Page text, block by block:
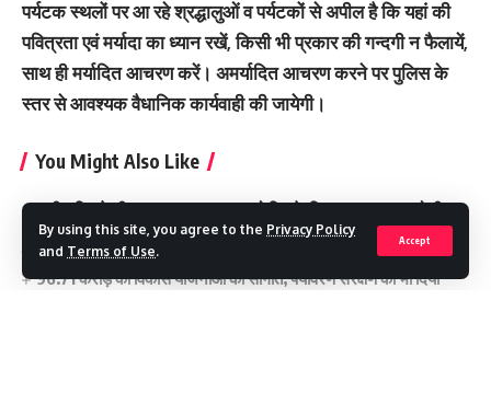
By using this site, you agree to the Privacy Policy
and Terms of Use.
Accept
पर्यटक स्थलों पर आ रहे श्रद्धालुओं व पर्यटकों से अपील है कि यहां की
पवित्रता एवं मर्यादा का ध्यान रखें, किसी भी प्रकार की गन्दगी न फैलायें,
साथ ही मर्यादित आचरण करें। अमर्यादित आचरण करने पर पुलिस के
स्तर से आवश्यक वैधानिक कार्यवाही की जायेगी।
You Might Also Like
भारी बारिश के बीच भूस्खलन का खतरा: दो दिन के लिए चारधाम यात्रा रोकी
मीमांसा, सान्वी और नमिश ने जीते दो-दो गोल्ड, सीआईएससीई जोनल स्केटिंग में
चमके सेंट पैट्रिक्स के खिलाड़ी
96.71 करोड़ की विकास योजनाओं की सौगात, पर्यावरण संरक्षण का भी दिया